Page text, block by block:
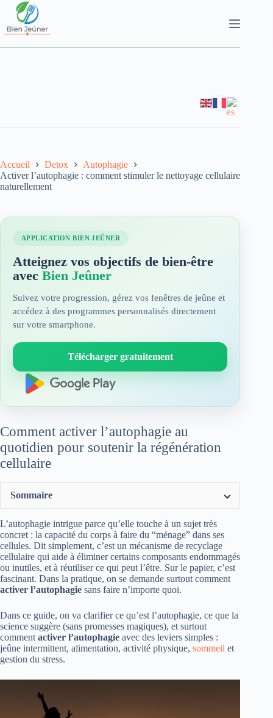
Accueil Detox
Autophagie
Activer l’autophagie : comment stimuler le nettoyage cellulaire
naturellement
APPLICATION BIEN JEÛNER
Atteignez vos objectifs de bien-être
avec Bien Jeûner
Suivez votre progression, gérez vos fenêtres de jeûne et
accédez à des programmes personnalisés directement
sur votre smartphone.
Télécharger gratuitement
Comment activer l’autophagie au
quotidien pour soutenir la régénération
cellulaire
Sommaire
L’autophagie intrigue parce qu’elle touche à un sujet très
concret : la capacité du corps à faire du “ménage” dans ses
cellules. Dit simplement, c’est un mécanisme de recyclage
cellulaire qui aide à éliminer certains composants endommagés
ou inutiles, et à réutiliser ce qui peut l’être. Sur le papier, c’est
fascinant. Dans la pratique, on se demande surtout comment
activer l’autophagie sans faire n’importe quoi.
Dans ce guide, on va clarifier ce qu’est l’autophagie, ce que la
science suggère (sans promesses magiques), et surtout
comment activer l’autophagie avec des leviers simples :
jeûne intermittent, alimentation, activité physique, sommeil et
gestion du stress.